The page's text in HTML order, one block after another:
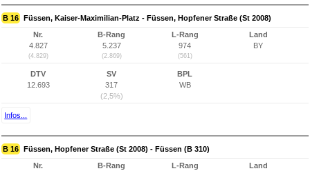
B 16 Füssen, Kaiser-Maximilian-Platz - Füssen, Hopfener Straße (St 2008)
Nr.
4.827
(4.829)
B-Rang
5.237
(2.869)
L-Rang
974
(561)
Land
BY
DTV
12.693
SV
317
(2,5%)
BPL
WB
Infos...
B 16 Füssen, Hopfener Straße (St 2008) - Füssen (B 310)
Nr.
B-Rang
L-Rang
Land